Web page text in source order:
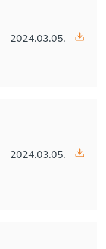
2024.03.05.
2024.03.05.